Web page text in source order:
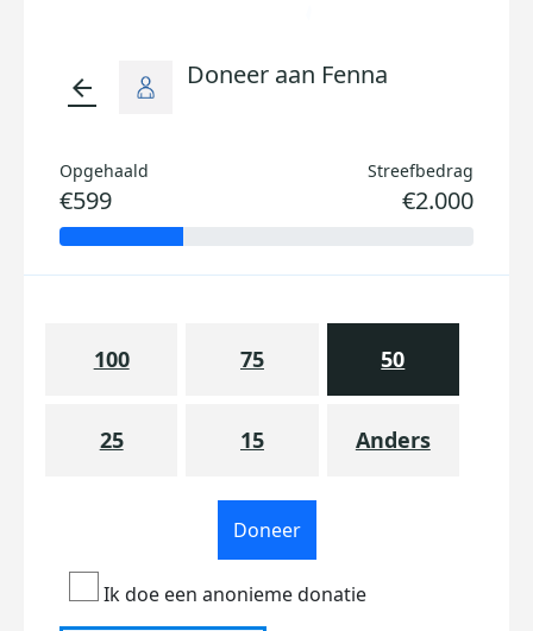
arrow_back Doneer aan Fenna
Opgehaald
€599
Streefbedrag
€2.000
100 75 50
25 15 Anders
Doneer
Ik doe een anonieme donatie